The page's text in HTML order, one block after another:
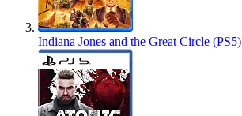
Indiana Jones and the Great Circle (PS5)